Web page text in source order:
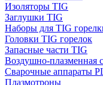
Изоляторы TIG
Заглушки TIG
Наборы для TIG
Головки TIG горелок
Запасные части TIG
Воздушно-плазменная
Сварочные аппараты
Плазмотроны